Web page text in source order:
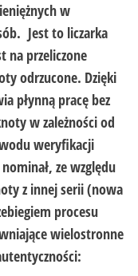
w
Jest to liczarka
na przeliczone
odrzucone. Dzięki
płynną pracę bez
w zależności od
weryfikacji
ze względu
z innej serii (nowa
procesu
wielostronne